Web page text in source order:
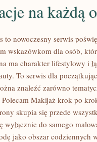
na każdą
to nowoczesny serwis
wskazówkom dla osób,
ma charakter lifestylowy i
To serwis dla
znaleźć zarówno
Makijaż krok po
skupia się przede
wyłącznie do samego
jako obszar codziennych